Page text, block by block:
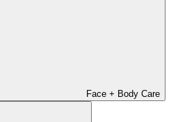
Face + Body Care